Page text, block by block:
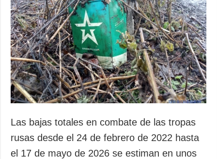
Economía
Defensa
Sociedad y
Cultura
Deportes
Crimen
Desastres y
servicios
Política de
privacidad y
protección de
datos personales
ADICIONAL
Podcasts
SERVICIOS
Suscripción
Las bajas totales en combate de las tropas
rusas desde el 24 de febrero de 2022 hasta
el 17 de mayo de 2026 se estiman en unos